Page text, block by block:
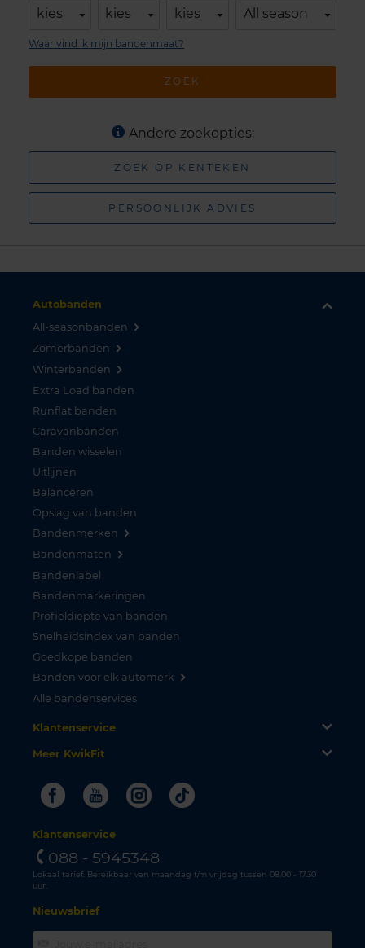
kies kies kies All season
ZOEK
Waar vind ik mijn bandenmaat?
Andere zoekopties:
ZOEK OP KENTEKEN
PERSOONLIJK ADVIES
Autobanden
All-seasonbanden
Zomerbanden
Winterbanden
Extra Load banden
Runflat banden
Caravanbanden
Banden wisselen
Uitlijnen
Balanceren
Opslag van banden
Bandenmerken
Bandenmaten
Bandenlabel
Bandenmarkeringen
Profieldiepte van banden
Snelheidsindex van banden
Goedkope banden
Banden voor elk automerk
Alle bandenservices
Klantenservice
Meer KwikFit
FacebookYoutubeInstagram
Tiktok
Klantenservice
088 - 5945348
Lokaal tarief. Bereikbaar van maandag t/m vrijdag tussen 08.00 - 17.30
uur.
Nieuwsbrief